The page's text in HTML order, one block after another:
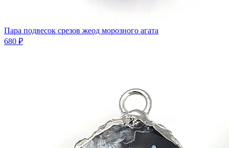
Пара подвесок срезов жеод морозного агата
680 ₽